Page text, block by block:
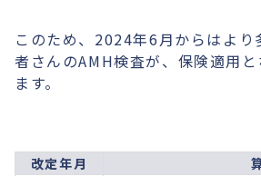
このため、2024年6月からはより
者さんのAMH検査が、保険適用
ます。
改定年月